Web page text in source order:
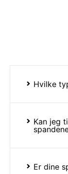
Hvilke
Kan jeg
Er dine